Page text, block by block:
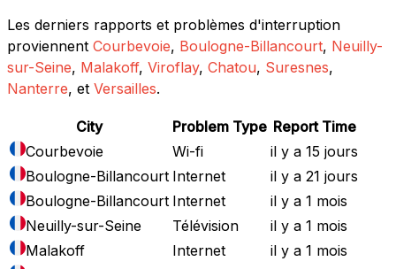
Les derniers rapports et problèmes d'interruption
proviennent Courbevoie, Boulogne-Billancourt, Neuilly-
sur-Seine, Malakoff, Viroflay, Chatou, Suresnes,
Nanterre, et Versailles.
City Problem Type Report Time
Courbevoie
Wi-fi
il y a 15 jours
Boulogne-Billancourt Internet
il y a 21 jours
Boulogne-Billancourt Internet
il y a 1 mois
Neuilly-sur-Seine
Télévision
il y a 1 mois
Malakoff
Internet
il y a 1 mois